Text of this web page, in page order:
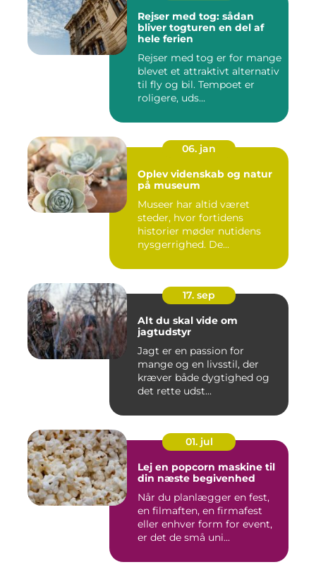
Rejser med tog: sådan
bliver togturen en del af
hele ferien
Rejser med tog er for mange
blevet et attraktivt alternativ
til fly og bil. Tempoet er
roligere, uds...
06. jan
Oplev videnskab og natur
på museum
Museer har altid været
steder, hvor fortidens
historier møder nutidens
nysgerrighed. De...
17. sep
Alt du skal vide om
jagtudstyr
Jagt er en passion for
mange og en livsstil, der
kræver både dygtighed og
det rette udst...
01. jul
Lej en popcorn maskine til
din næste begivenhed
Når du planlægger en fest,
en filmaften, en firmafest
eller enhver form for event,
er det de små uni...